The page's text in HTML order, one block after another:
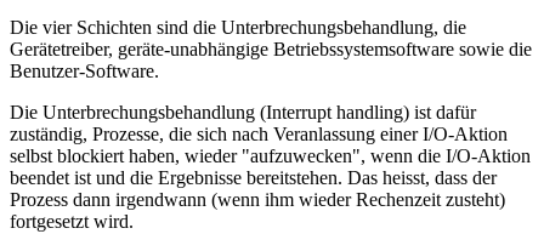
Die vier Schichten sind die Unterbrechungsbehandlung, die
Gerätetreiber, geräte-unabhängige Betriebssystemsoftware sowie die
Benutzer-Software.
Die Unterbrechungsbehandlung (Interrupt handling) ist dafür
zuständig, Prozesse, die sich nach Veranlassung einer I/O-Aktion
selbst blockiert haben, wieder "aufzuwecken", wenn die I/O-Aktion
beendet ist und die Ergebnisse bereitstehen. Das heisst, dass der
Prozess dann irgendwann (wenn ihm wieder Rechenzeit zusteht)
fortgesetzt wird.